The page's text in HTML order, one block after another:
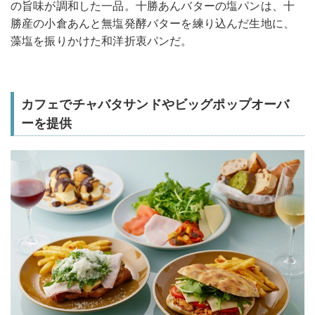
の旨味が調和した一品。十勝あんバターの塩パンは、十
勝産の小倉あんと無塩発酵バターを練り込んだ生地に、
藻塩を振りかけた和洋折衷パンだ。
カフェでチャバタサンドやビッグポップオーバ
ーを提供